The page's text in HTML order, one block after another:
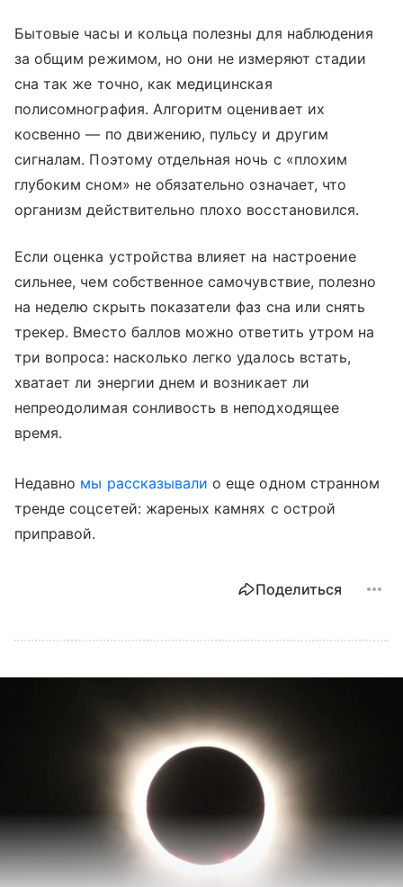
Бытовые часы и кольца полезны для наблюдения
за общим режимом, но они не измеряют стадии
сна так же точно, как медицинская
полисомнография. Алгоритм оценивает их
косвенно — по движению, пульсу и другим
сигналам. Поэтому отдельная ночь с «плохим
глубоким сном» не обязательно означает, что
организм действительно плохо восстановился.
Если оценка устройства влияет на настроение
сильнее, чем собственное самочувствие, полезно
на неделю скрыть показатели фаз сна или снять
трекер. Вместо баллов можно ответить утром на
три вопроса: насколько легко удалось встать,
хватает ли энергии днем и возникает ли
непреодолимая сонливость в неподходящее
время.
Недавно мы рассказывали о еще одном странном
тренде соцсетей: жареных камнях с острой
приправой.
Поделиться